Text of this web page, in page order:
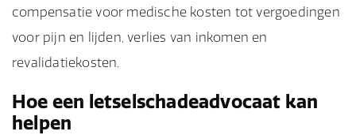
compensatie voor medische kosten tot vergoedingen
voor pijn en lijden, verlies van inkomen en
revalidatiekosten.
Hoe een letselschadeadvocaat kan
helpen